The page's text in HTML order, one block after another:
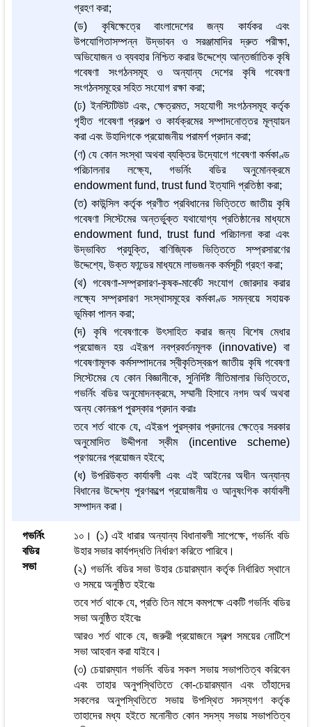
গ্রহণ করা;
(ড) কৃষিক্ষেত্রে বাংলাদেশের জন্য কার্যকর এবং
উপযোগিতাসম্পন্ন উদ্ভাবন ও সরঞ্জামাদির দ্রুত পরীক্ষা,
অভিযোজন ও ব্যবহার নিশ্চিত করার উদ্দেশ্যে আন্তর্জাতিক কৃষি
গবেষণা সংগঠনসমূহ ও অন্যান্য দেশের কৃষি গবেষণা
সংগঠনসমূহের সহিত সংযোগ রক্ষা করা;
(ঢ) ইনস্টিটিউট এবং, ক্ষেত্রমত, সহযোগী সংগঠনসমূহ কর্তৃক
গৃহীত গবেষণা প্রকল্প ও কার্যক্রমের সম্পাদনোত্তর মূল্যায়ন
করা এবং উহাদিগকে প্রয়োজনীয় পরামর্শ প্রদান করা;
(ণ) যে কোন সংস্থা অথবা ব্যক্তির উদ্যোগে গবেষণা কর্মকাণ্ড
পরিচালনার লক্ষ্যে, গভর্নিং বডির অনুমোনক্রমে
endowment fund, trust fund ইত্যাদি প্রতিষ্ঠা করা;
(ত) কাউন্সিল কর্তৃক প্রণীত প্রবিধানের ভিত্তিতে জাতীয় কৃষি
গবেষণা সিস্টেমের অন্তর্ভুক্ত যথাযোগ্য প্রতিষ্ঠানের মাধ্যমে
endowment fund, trust fund পরিচালনা করা এবং
উদ্ভাবিত প্রযুক্তি, বাণিজ্যিক ভিত্তিতে সম্প্রসারণের
উদ্দেশ্যে, উক্ত ফান্ডের মাধ্যমে লাভজনক কর্মসূচী গ্রহণ করা;
(থ) গবেষণা-সম্প্রসারণ-কৃষক-মার্কেট সংযোগ জোরদার করার
লক্ষ্যে সম্প্রসারণ সংস্থাসমূহের কর্মকাণ্ড সমন্বয়ে সহায়ক
ভূমিকা পালন করা;
(দ) কৃষি গবেষণাকে উৎসাহিত করার জন্য বিশেষ মেধার
প্রয়োজন হয় এইরূপ নবপ্রবর্তনমূলক (innovative) বা
গবেষণামূলক কর্মসম্পাদনের স্বীকৃতিস্বরূপ জাতীয় কৃষি গবেষণা
সিস্টেমের যে কোন বিজ্ঞানীকে, সুনির্দিষ্ট নীতিমালার ভিত্তিতে,
গভর্নিং বডির অনুমোদনক্রমে, সম্মানী হিসাবে নগদ অর্থ অথবা
অন্য কোনরূপ পুরস্কার প্রদান করাঃ
তবে শর্ত থাকে যে, এইরূপ পুরস্কার প্রদানের ক্ষেত্রে সরকার
অনুমোদিত উদ্দীপনা স্কীম (incentive scheme)
প্রণয়নের প্রয়োজন হইবে;
(ধ) উপরিউক্ত কার্যাবলী এবং এই আইনের অধীন অন্যান্য
বিধানের উদ্দেশ্য পূরণকল্পে প্রয়োজনীয় ও আনুষংগিক কার্যাবলী
সম্পাদন করা।
গভর্নিং
বডির
সভা
১০। (১) এই ধারার অন্যান্য বিধানাবলী সাপেক্ষে, গভর্নিং বডি
উহার সভার কার্যপদ্ধতি নির্ধারণ করিতে পারিবে।
(২) গভর্নিং বডির সভা উহার চেয়ারম্যান কর্তৃক নির্ধারিত স্থানে
ও সময়ে অনুষ্ঠিত হইবেঃ
তবে শর্ত থাকে যে, প্রতি তিন মাসে কমপক্ষে একটি গভর্নিং বডির
সভা অনুষ্ঠিত হইবেঃ
আরও শর্ত থাকে যে, জরুরী প্রয়োজনে স্বল্প সময়ের নোটিশে
সভা আহবান করা যাইবে।
(৩) চেয়ারম্যান গভর্নিং বডির সকল সভায় সভাপতিত্ব করিবেন
এবং তাহার অনুপস্থিতিতে কো-চেয়ারম্যান এবং তাঁহাদের
সকলের অনুপস্থিতিতে সভায় উপস্থিত সদস্যগণ কর্তৃক
তাহাদের মধ্য হইতে মনোনীত কোন সদস্য সভায় সভাপতিত্ব